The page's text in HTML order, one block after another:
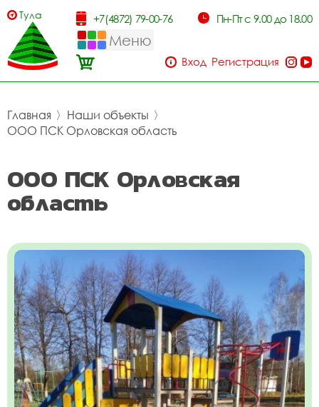
Тула +7(4872) 79-00-76 Пн-Пт с 9.00 до 18.00
Меню
Вход Регистрация
Главная 〉 Наши объекты 〉
ООО ПСК Орловская область
ООО ПСК Орловская
область